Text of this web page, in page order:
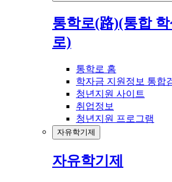
통학로(路)(통합
로)
통학로 홈
학자금 지원정보 통합
청년지원 사이트
취업정보
청년지원 프로그램
자유학기제
자유학기제